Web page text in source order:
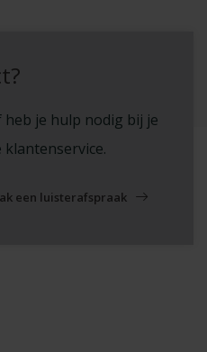
je hulp nodig bij je
een luisterafspraak